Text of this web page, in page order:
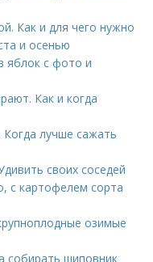
Как и для чего нужно
и осенью
яблок с фото и
Как и когда
лучше сажать
своих соседей
с картофелем сорта
озимые
собирать шиповник